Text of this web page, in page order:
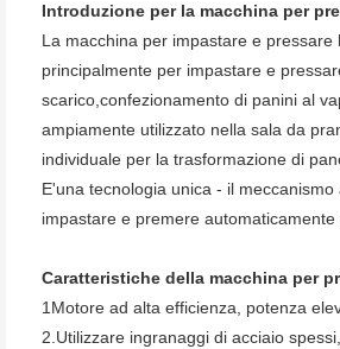
Introduzione per la macchina per
La macchina per impastare e
principalmente per impastare e
scarico,confezionamento di panini al
ampiamente utilizzato nella sala da
individuale per la trasformazione di
E'una tecnologia unica - il
impastare e premere
Caratteristiche della macchina per
1Motore ad alta efficienza, potenza
2.Utilizzare ingranaggi di acciaio